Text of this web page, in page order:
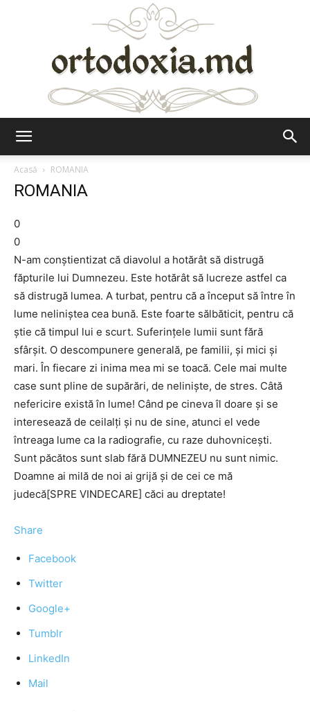
Acasă
ROMANIA
ROMANIA
0
0
N-am conștientizat că diavolul a hotărât să distrugă
făpturile lui Dumnezeu. Este hotărât să lucreze astfel ca
să distrugă lumea. A turbat, pentru că a început să între în
lume neliniștea cea bună. Este foarte sălbăticit, pentru că
știe că timpul lui e scurt. Suferințele lumii sunt fără
sfârșit. O descompunere generală, pe familii, și mici și
mari. În fiecare zi inima mea mi se toacă. Cele mai multe
case sunt pline de supărări, de neliniște, de stres. Câtă
nefericire există în lume! Când pe cineva îl doare și se
interesează de ceilalți și nu de sine, atunci el vede
întreaga lume ca la radiografie, cu raze duhovnicești.
Sunt păcătos sunt slab fără DUMNEZEU nu sunt nimic.
Doamne ai milă de noi ai grijă și de cei ce mă
judecă[SPRE VINDECARE] căci au dreptate!
Share
Facebook
Twitter
Google+
Tumblr
LinkedIn
Mail